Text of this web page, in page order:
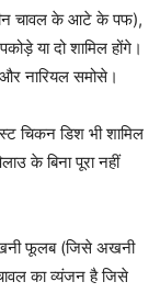
चावल के आटे के पफ),
या दो शामिल होंगे।
नारियल समोसे।
चिकन डिश भी शामिल
के बिना पूरा नहीं
फूलब (जिसे अखनी
का व्यंजन है जिसे